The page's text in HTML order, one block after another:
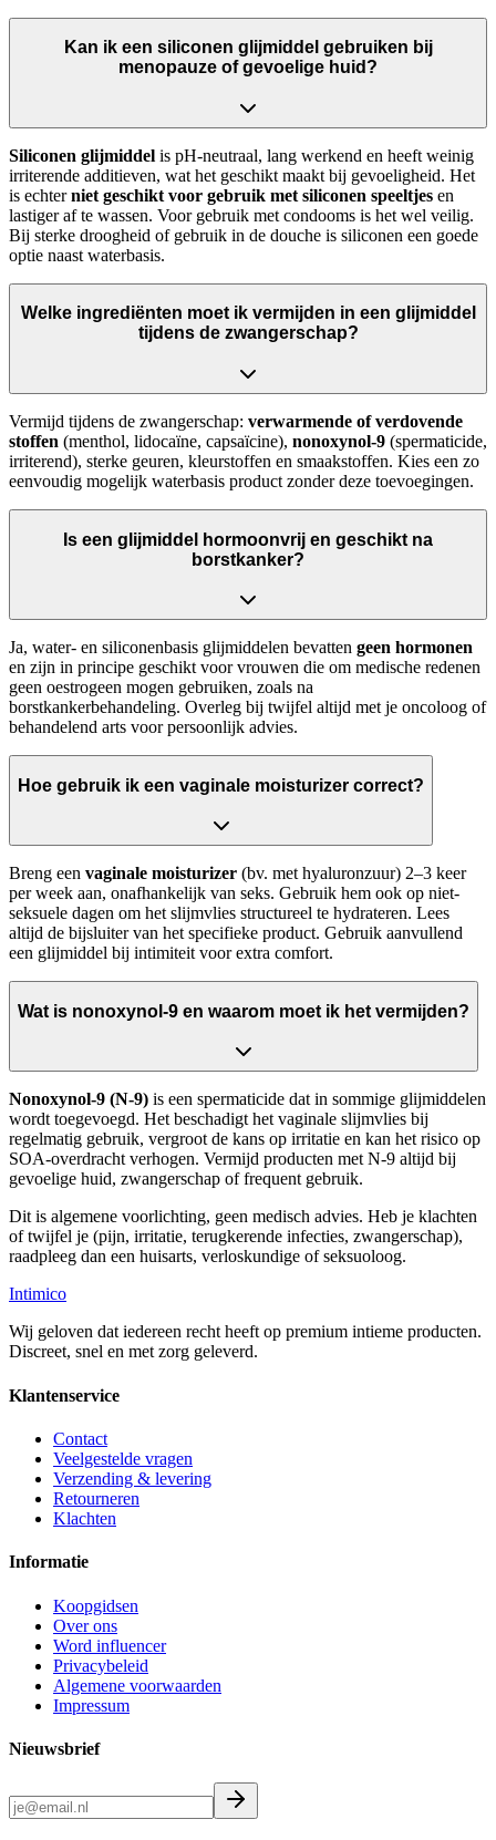
Kan ik een siliconen glijmiddel gebruiken bij
menopauze of gevoelige huid?
Siliconen glijmiddel is pH-neutraal, lang werkend en heeft weinig
irriterende additieven, wat het geschikt maakt bij gevoeligheid. Het
is echterniet geschikt voor gebruik met siliconen speeltjes en
lastiger af te wassen. Voor gebruik met condooms is het wel veilig.
Bij sterke droogheid of gebruik in de douche is siliconen een goede
optie naast waterbasis.
Welke ingrediënten moet ik vermijden in een glijmiddel
tijdens de zwangerschap?
Vermijd tijdens de zwangerschap: verwarmende of verdovende
stoffen (menthol, lidocaïne, capsaïcine), nonoxynol-9 (spermaticide,
irriterend), sterke geuren, kleurstoffen en smaakstoffen. Kies een zo
eenvoudig mogelijk waterbasis product zonder deze toevoegingen.
Is een glijmiddel hormoonvrij en geschikt na
borstkanker?
Ja, water- en siliconenbasis glijmiddelen bevatten geen hormonen
en zijn in principe geschikt voor vrouwen die om medische redenen
geen oestrogeen mogen gebruiken, zoals na
borstkankerbehandeling. Overleg bij twijfel altijd met je oncoloog of
behandelend arts voor persoonlijk advies.
Hoe gebruik ik een vaginale moisturizer correct?
Breng een vaginale moisturizer (bv. met hyaluronzuur) 2–3 keer
per week aan, onafhankelijk van seks. Gebruik hem ook op niet-
seksuele dagen om het slijmvlies structureel te hydrateren. Lees
altijd de bijsluiter van het specifieke product. Gebruik aanvullend
een glijmiddel bij intimiteit voor extra comfort.
Wat is nonoxynol-9 en waarom moet ik het vermijden?
Nonoxynol-9 (N-9) is een spermaticide dat in sommige glijmiddelen
wordt toegevoegd. Het beschadigt het vaginale slijmvlies bij
regelmatig gebruik, vergroot de kans op irritatie en kan het risico op
SOA-overdracht verhogen. Vermijd producten met N-9 altijd bij
gevoelige huid, zwangerschap of frequent gebruik.
Dit is algemene voorlichting, geen medisch advies. Heb je klachten
of twijfel je (pijn, irritatie, terugkerende infecties, zwangerschap),
raadpleeg dan een huisarts, verloskundige of seksuoloog.
Intimico
Wij geloven dat iedereen recht heeft op premium intieme producten.
Discreet, snel en met zorg geleverd.
Klantenservice
Contact
Veelgestelde vragen
Verzending & levering
Retourneren
Klachten
Informatie
Koopgidsen
Over ons
Word influencer
Privacybeleid
Algemene voorwaarden
Impressum
Nieuwsbrief